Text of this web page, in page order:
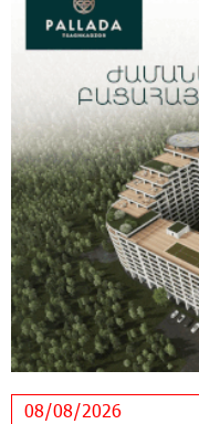
Իրանը
հանրապետության
18:21:30 8-
փառատոն
18:02:58 8-
Դմիտրի
նկատմամբ կրկնում է